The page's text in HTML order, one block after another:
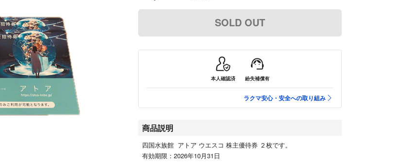
SOLD OUT
本人確認済 紛失補償有
ラクマ安心・安全への取り組み
商品説明
四国水族館 アトア ウエスコ 株主優待券 ２枚です。
有効期限：2026年10月31日